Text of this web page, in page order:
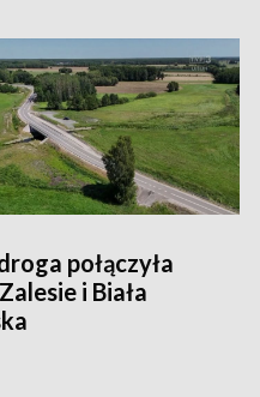
połączyła
i Biała